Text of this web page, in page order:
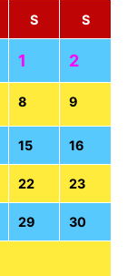
S S
1 2
8 9
15 16
22 23
29 30